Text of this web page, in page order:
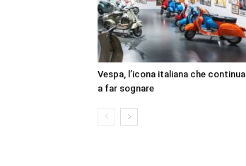
Vespa, l’icona italiana che continua
a far sognare